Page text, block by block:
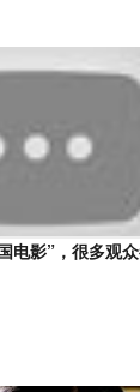
电影”，很多观